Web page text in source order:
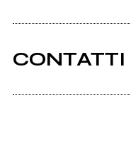
2022
CONTATTI